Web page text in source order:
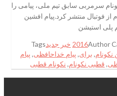
سرمربی سابق تیم ملی، پیامی را
فوتبال منتشر کرد.پیام افشین
پلی استیشن
Author خبر جدیدTags
نکونام, برای, پیام خداحافظی, پیام
, قطبی نکونام, نکونام قطبی